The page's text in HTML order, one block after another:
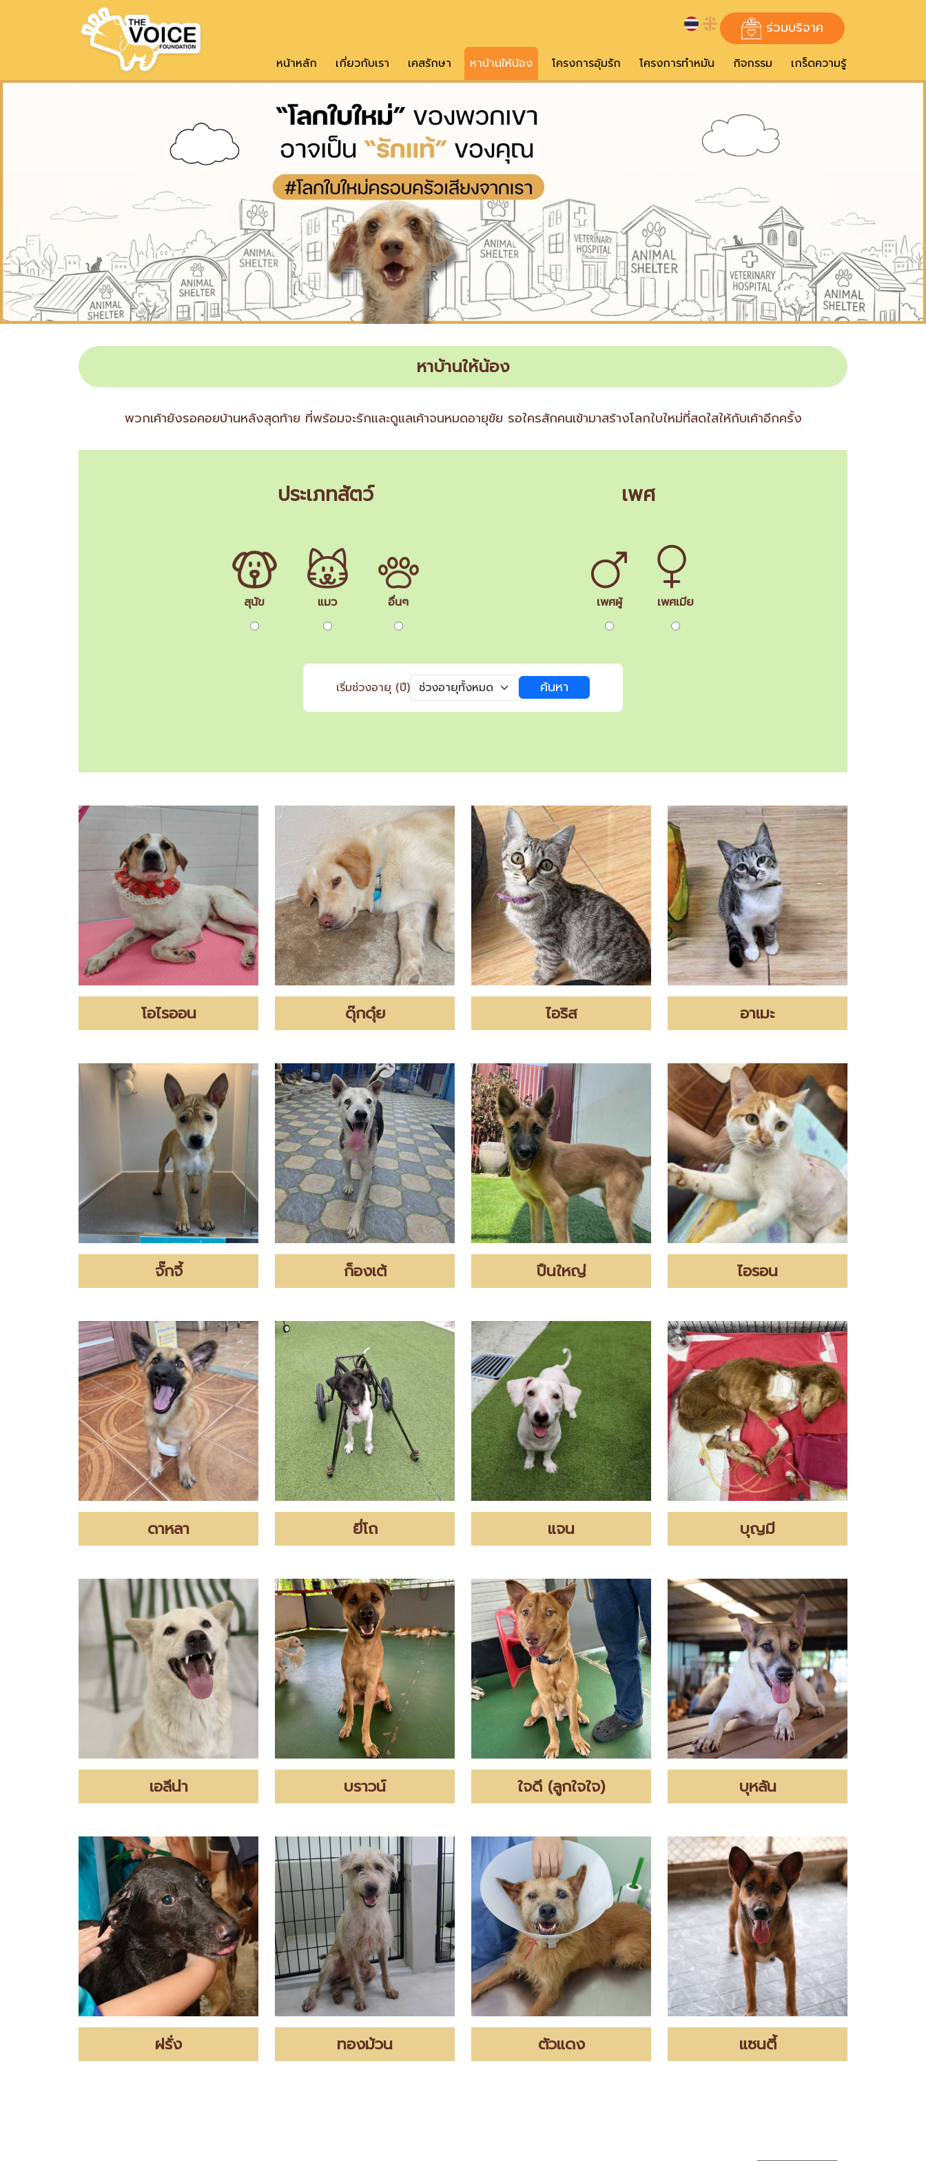
ร่วมบริจาค
หน้าหลัก เกี่ยวกับเรา เคสรักษา หาบ้านให้น้อง โครงการอุ้มรัก โครงการทำหมัน กิจกรรม เกร็ดความรู้
หาบ้านให้น้อง
พวกเค้ายังรอคอยบ้านหลังสุดท้าย ที่พร้อมจะรักและดูแลเค้าจนหมดอายุขัย รอใครสักคนเข้ามาสร้างโลกใบใหม่ที่สดใสให้กับเค้าอีกครั้ง
ประเภทสัตว์
สุนัข แมว อื่นๆ
เพศ
เพศผู้ เพศเมีย
เริ่มช่วงอายุ (ปี) ค้นหา
โอไรออน ดุ๊กดุ๋ย ไอริส อาเมะ
จั๊กจี้ ก็องเต้ ปืนใหญ่ ไอรอน
ดาหลา ยี่โถ แจน บุญมี
เอลีน่า บราวน์ ใจดี (ลูกใจใจ) บุหลัน
ฝรั่ง ทองม้วน ตัวแดง แซนตี้